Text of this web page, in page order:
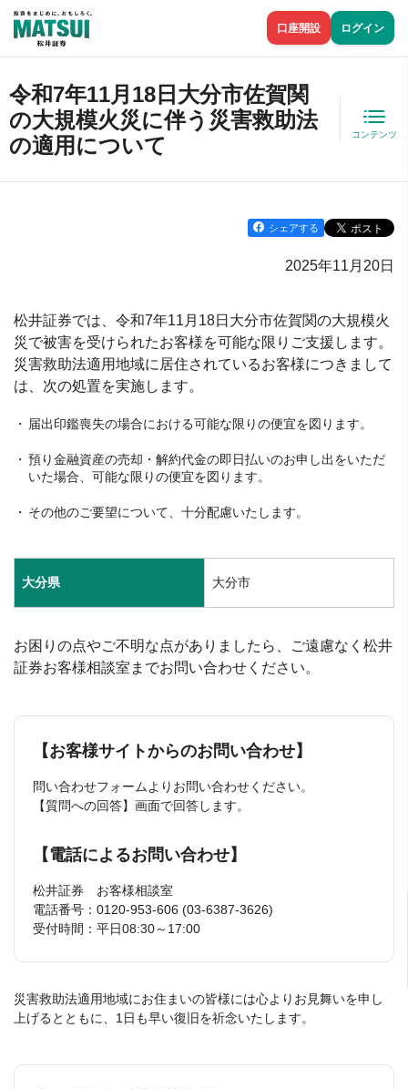
口座開設 ログイン
令和7年11月18日大分市佐賀関
の大規模火災に伴う災害救助法
の適用について
コンテンツ
シェアする
2025年11月20日
松井証券では、令和7年11月18日大分市佐賀関の大規模火
災で被害を受けられたお客様を可能な限りご支援します。
災害救助法適用地域に居住されているお客様につきまして
は、次の処置を実施します。
届出印鑑喪失の場合における可能な限りの便宜を図ります。
預り金融資産の売却・解約代金の即日払いのお申し出をいただ
いた場合、可能な限りの便宜を図ります。
その他のご要望について、十分配慮いたします。
大分県 大分市
お困りの点やご不明な点がありましたら、ご遠慮なく松井
証券お客様相談室までお問い合わせください。
【お客様サイトからのお問い合わせ】
問い合わせフォームよりお問い合わせください。
【質問への回答】画面で回答します。
【電話によるお問い合わせ】
松井証券 お客様相談室
電話番号：0120-953-606 (03-6387-3626)
受付時間：平日08:30～17:00
災害救助法適用地域にお住まいの皆様には心よりお見舞いを申し
上げるとともに、1日も早い復旧を祈念いたします。